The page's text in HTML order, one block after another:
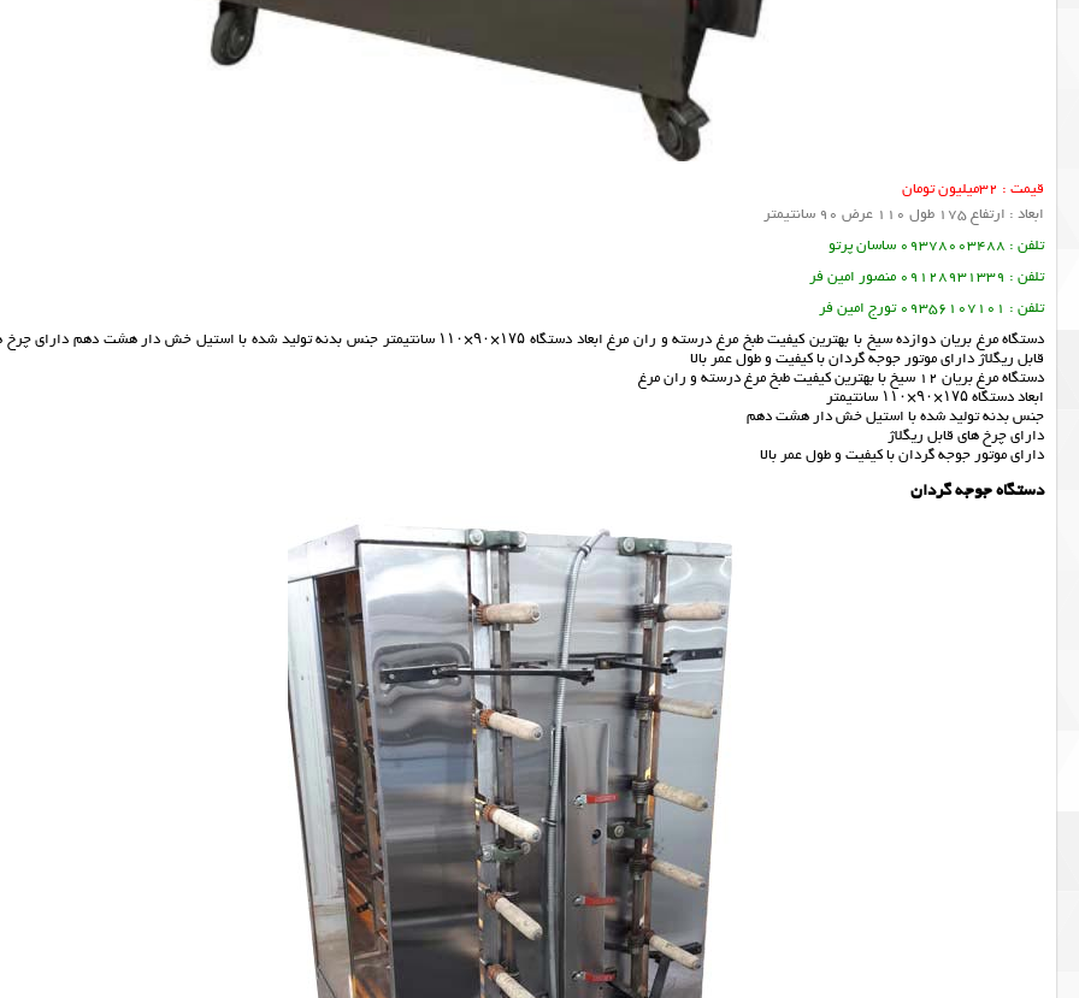
قیمت : 32میلیون تومان
ابعاد : ارتفاع 175 طول 110 عرض 90 سانتیمتر
تلفن : 09378003488 ساسان پرتو
تلفن : 09128931339 منصور امین فر
تلفن : 09356107101 تورج امین فر
دستگاه مرغ بریان دوازده سیخ با بهترین کیفیت طبخ مرغ درسته و ران مرغ ابعاد دستگاه ۱۷۵×۹۰×۱۱۰ سانتیمتر جنس بدنه تولید شده با استیل خش دار هشت دهم
قابل ریگلاژ دارای موتور جوجه گردان با کیفیت و طول عمر بالا
دستگاه مرغ بریان 12 سیخ با بهترین کیفیت طبخ مرغ درسته و ران مرغ
ابعاد دستگاه ۱۷۵×۹۰×۱۱۰ سانتیمتر
جنس بدنه تولید شده با استیل خش دار هشت دهم
دارای چرخ های قابل ریگلاژ
دارای موتور جوجه گردان با کیفیت و طول عمر بالا
دستگاه جوجه گردان